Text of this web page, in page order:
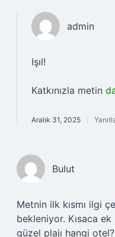
admin
Işıl!
Katkınızla metin
Aralık 31, 2025
Bulut
Metnin ilk kısmı ilgi
bekleniyor. Kısaca
güzel plajı hangi